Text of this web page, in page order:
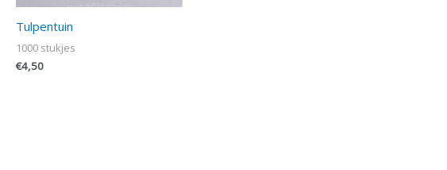
Tulpentuin
1000 stukjes
€4,50